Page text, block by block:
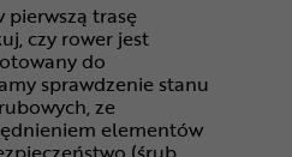
pierwszą trasę
czy rower jest
do
sprawdzenie stanu
ze
elementów